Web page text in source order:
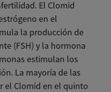
El Clomid
en el
la producción de
(FSH) y la hormona
estimulan los
La mayoría de las
el Clomid en el quinto